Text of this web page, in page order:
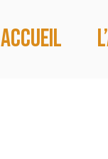
Accueil